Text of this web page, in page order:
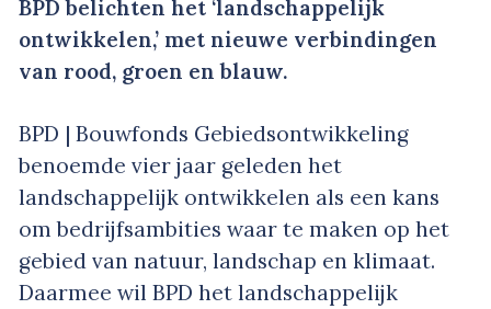
BPD belichten het ‘landschappelijk
ontwikkelen,’ met nieuwe verbindingen
van rood, groen en blauw.
BPD | Bouwfonds Gebiedsontwikkeling
benoemde vier jaar geleden het
landschappelijk ontwikkelen als een kans
om bedrijfsambities waar te maken op het
gebied van natuur, landschap en klimaat.
Daarmee wil BPD het landschappelijk